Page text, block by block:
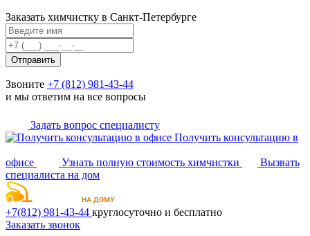
Заказать химчистку в Санкт-Петербурге
Отправить
Звоните +7 (812) 981-43-44
и мы ответим на все вопросы
Задать вопрос специалисту
Получить консультацию в
офисе Узнать полную стоимость химчистки
Вызвать
специалиста на дом
+7(812) 981-43-44 круглосуточно и бесплатно
Заказать звонок